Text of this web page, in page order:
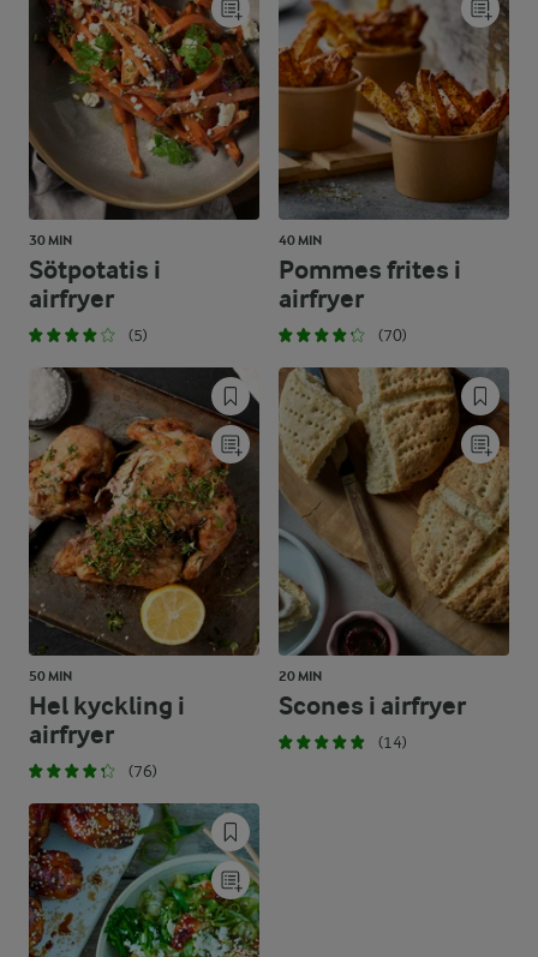
30 MIN
Sötpotatis i
airfryer
(5)
40 MIN
Pommes frites i
airfryer
(70)
50 MIN
Hel kyckling i
airfryer
(76)
20 MIN
Scones i airfryer
(14)